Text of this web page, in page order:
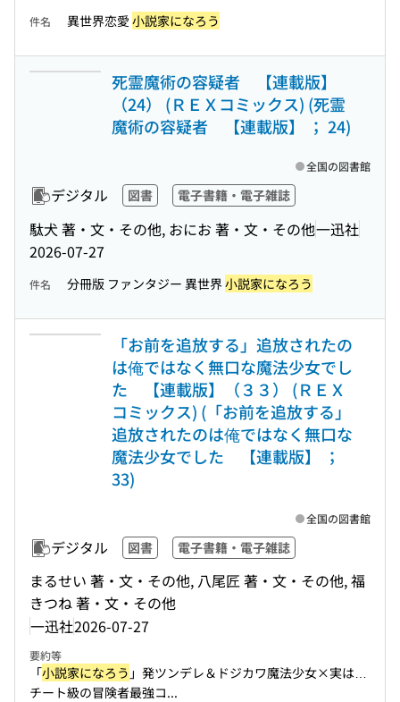
件名 異世界恋愛 小説家になろう
死霊魔術の容疑者 【連載版】
（24） (ＲＥＸコミックス) (死霊
魔術の容疑者 【連載版】 ； 24)
デジタル 図書 電子書籍・電子雑誌
駄犬 著・文・その他, おにお 著・文・その他一迅社
2026-07-27
全国の図書館
件名 分冊版 ファンタジー 異世界小説家になろう
「お前を追放する」追放されたの
は俺ではなく無口な魔法少女でし
た 【連載版】（３３） (ＲＥＸ
コミックス) (「お前を追放する」
追放されたのは俺ではなく無口な
魔法少女でした 【連載版】 ；
33)
デジタル 図書 電子書籍・電子雑誌
まるせい 著・文・その他, 八尾匠 著・文・その他, 福
きつね 著・文・その他
一迅社2026-07-27
全国の図書館
要約等
「小説家になろう 」発ツンデレ＆ドジカワ魔法少女×実は…
チート級の冒険者最強コ...